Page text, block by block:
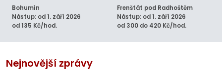
Bohumín
Nástup: od 1. září 2026
od 135 Kč/hod.
Frenštát pod Radhoštěm
Nástup: od 1. září 2026
od 300 do 420 Kč/hod.
Nejnovější zprávy